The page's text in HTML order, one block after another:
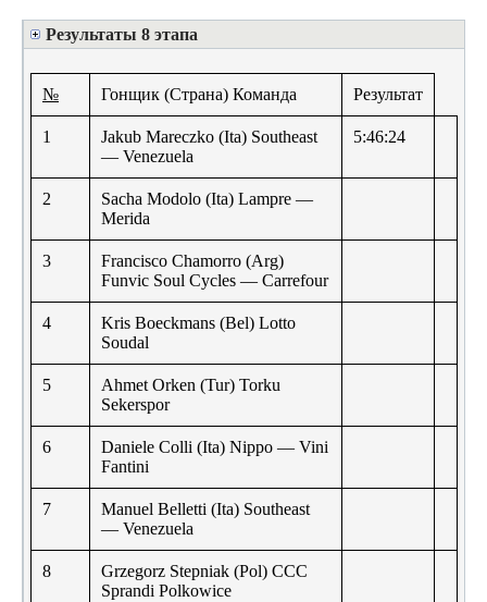
Результаты 8 этапа
№ Гонщик (Страна) Команда Результат
1
Jakub Mareczko (Ita) Southeast
— Venezuela
5:46:24
2
Sacha Modolo (Ita) Lampre —
Merida
3
Francisco Chamorro (Arg)
Funvic Soul Cycles — Carrefour
4
Kris Boeckmans (Bel) Lotto
Soudal
5
Ahmet Orken (Tur) Torku
Sekerspor
6
Daniele Colli (Ita) Nippo — Vini
Fantini
7
Manuel Belletti (Ita) Southeast
— Venezuela
8
Grzegorz Stepniak (Pol) CCC
Sprandi Polkowice